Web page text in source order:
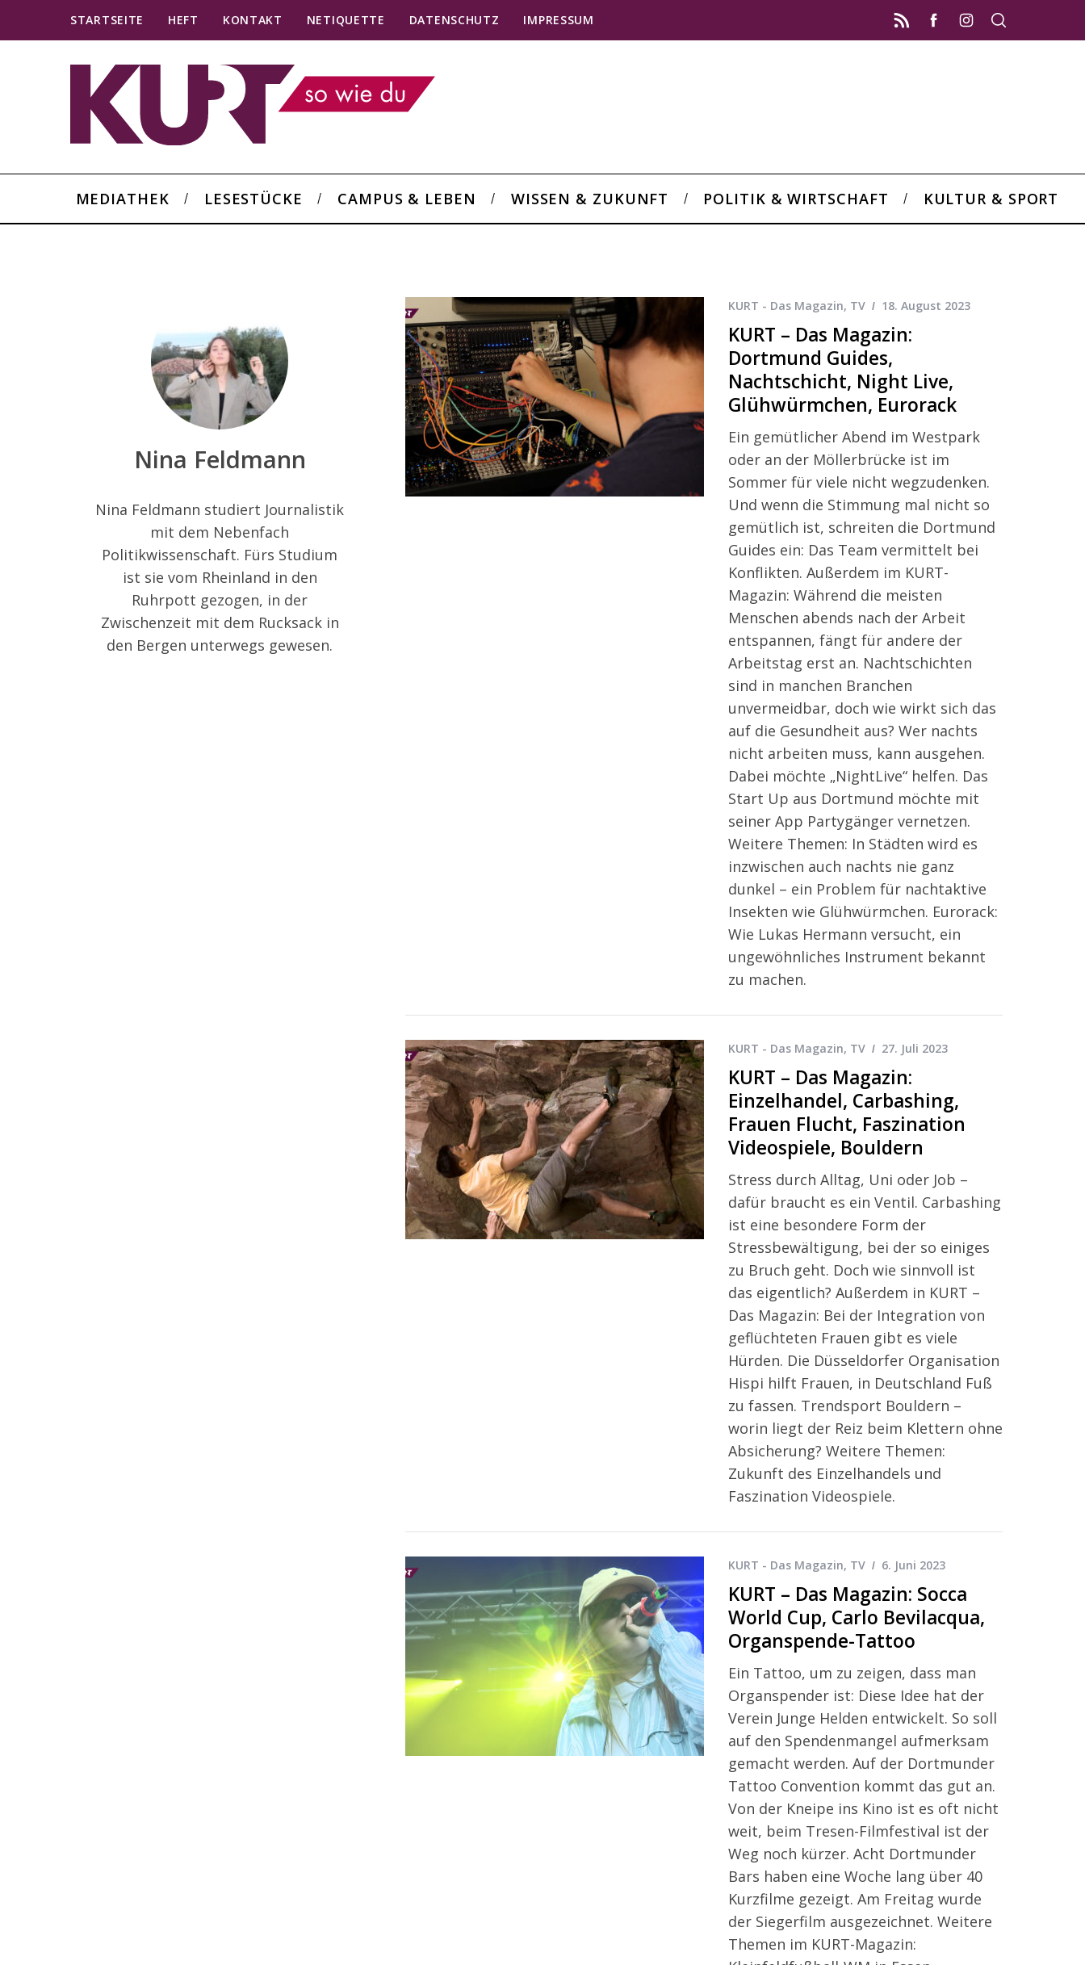
STARTSEITE HEFT KONTAKT NETIQUETTE DATENSCHUTZ IMPRESSUM
MEDIATHEK LESESTÜCKE CAMPUS & LEBEN WISSEN & ZUKUNFT POLITIK & WIRTSCHAFT KULTUR & SPORT
Nina Feldmann
Nina Feldmann studiert Journalistik
mit dem Nebenfach
Politikwissenschaft. Fürs Studium
ist sie vom Rheinland in den
Ruhrpott gezogen, in der
Zwischenzeit mit dem Rucksack in
den Bergen unterwegs gewesen.
KURT - Das Magazin, TV 18. August 2023
KURT – Das Magazin:
Dortmund Guides,
Nachtschicht, Night Live,
Glühwürmchen, Eurorack
Ein gemütlicher Abend im Westpark
oder an der Möllerbrücke ist im
Sommer für viele nicht wegzudenken.
Und wenn die Stimmung mal nicht so
gemütlich ist, schreiten die Dortmund
Guides ein: Das Team vermittelt bei
Konflikten. Außerdem im KURT-
Magazin: Während die meisten
Menschen abends nach der Arbeit
entspannen, fängt für andere der
Arbeitstag erst an. Nachtschichten
sind in manchen Branchen
unvermeidbar, doch wie wirkt sich das
auf die Gesundheit aus? Wer nachts
nicht arbeiten muss, kann ausgehen.
Dabei möchte „NightLive“ helfen. Das
Start Up aus Dortmund möchte mit
seiner App Partygänger vernetzen.
Weitere Themen: In Städten wird es
inzwischen auch nachts nie ganz
dunkel – ein Problem für nachtaktive
Insekten wie Glühwürmchen. Eurorack:
Wie Lukas Hermann versucht, ein
ungewöhnliches Instrument bekannt
zu machen.
KURT - Das Magazin, TV 27. Juli 2023
KURT – Das Magazin:
Einzelhandel, Carbashing,
Frauen Flucht, Faszination
Videospiele, Bouldern
Stress durch Alltag, Uni oder Job –
dafür braucht es ein Ventil. Carbashing
ist eine besondere Form der
Stressbewältigung, bei der so einiges
zu Bruch geht. Doch wie sinnvoll ist
das eigentlich? Außerdem in KURT –
Das Magazin: Bei der Integration von
geflüchteten Frauen gibt es viele
Hürden. Die Düsseldorfer Organisation
Hispi hilft Frauen, in Deutschland Fuß
zu fassen. Trendsport Bouldern –
worin liegt der Reiz beim Klettern ohne
Absicherung? Weitere Themen:
Zukunft des Einzelhandels und
Faszination Videospiele.
KURT - Das Magazin, TV 6. Juni 2023
KURT – Das Magazin: Socca
World Cup, Carlo Bevilacqua,
Organspende-Tattoo
Ein Tattoo, um zu zeigen, dass man
Organspender ist: Diese Idee hat der
Verein Junge Helden entwickelt. So soll
auf den Spendenmangel aufmerksam
gemacht werden. Auf der Dortmunder
Tattoo Convention kommt das gut an.
Von der Kneipe ins Kino ist es oft nicht
weit, beim Tresen-Filmfestival ist der
Weg noch kürzer. Acht Dortmunder
Bars haben eine Woche lang über 40
Kurzfilme gezeigt. Am Freitag wurde
der Siegerfilm ausgezeichnet. Weitere
Themen im KURT-Magazin: